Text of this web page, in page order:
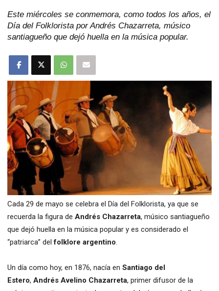
Este miércoles se conmemora, como todos los años, el
Día del Folklorista por Andrés Chazarreta, músico
santiagueño que dejó huella en la música popular.
Cada 29 de mayo se celebra el Día del Folklorista, ya que se
recuerda la figura de Andrés Chazarreta, músico santiagueño
que dejó huella en la música popular y es considerado el
“patriarca” delfolklore argentino.
Un día como hoy, en 1876, nacía en Santiago del
Estero, Andrés Avelino Chazarreta, primer difusor de la